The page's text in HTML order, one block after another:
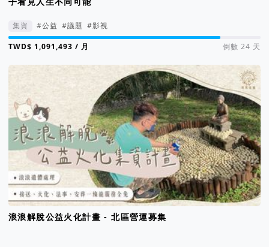
集資 #公益 #議題 #影視
集資進度 84%
/ 月 倒數 24 天
浪浪解脫公益火化計畫 - 北區營運募集